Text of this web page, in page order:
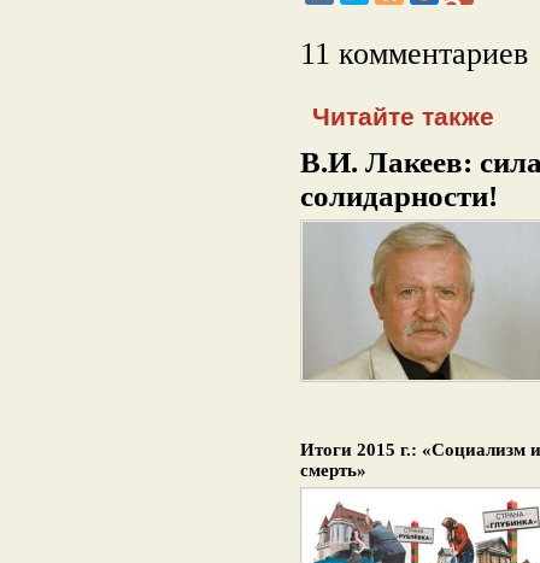
11 комментариев
Читайте также
В.И. Лакеев:
солидарности!
Итоги 2015 г.: «Социализм
смерть»